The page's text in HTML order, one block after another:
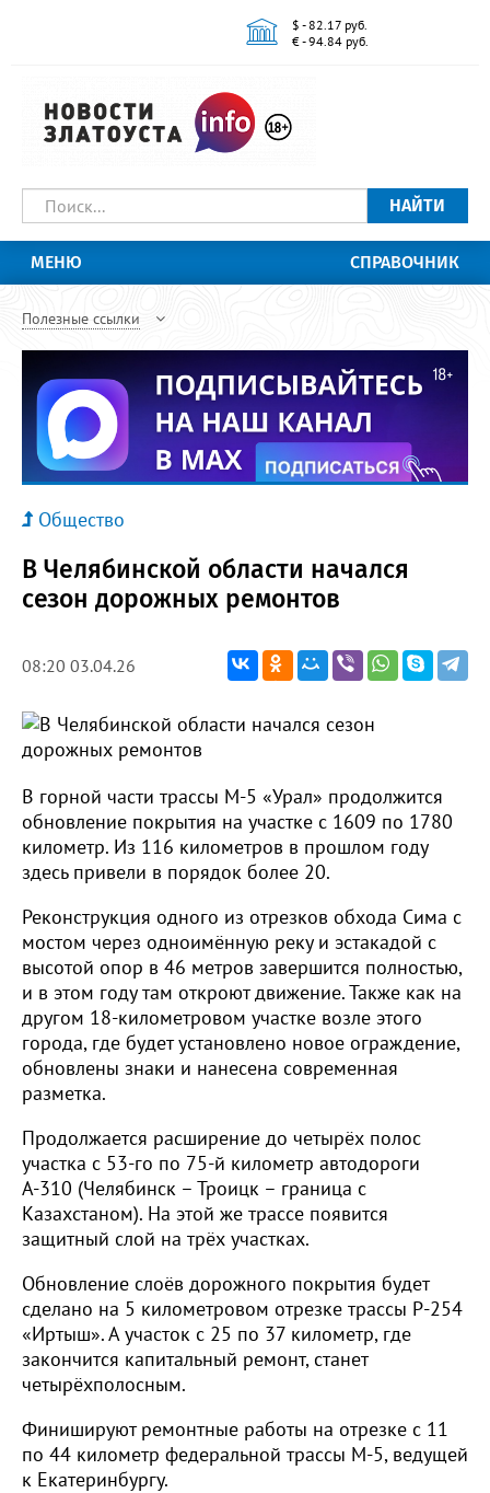
$ - 82.17 руб.
€ - 94.84 руб.
НАЙТИ
МЕНЮ СПРАВОЧНИК
Полезные ссылки
Общество
В Челябинской области начался
сезон дорожных ремонтов
08:20 03.04.26
В горной части трассы М-5 «Урал» продолжится
обновление покрытия на участке с 1609 по 1780
километр. Из 116 километров в прошлом году
здесь привели в порядок более 20.
Реконструкция одного из отрезков обхода Сима с
мостом через одноимённую реку и эстакадой с
высотой опор в 46 метров завершится полностью,
и в этом году там откроют движение. Также как на
другом 18-километровом участке возле этого
города, где будет установлено новое ограждение,
обновлены знаки и нанесена современная
разметка.
Продолжается расширение до четырёх полос
участка с 53-го по 75-й километр автодороги
А-310 (Челябинск – Троицк – граница с
Казахстаном). На этой же трассе появится
защитный слой на трёх участках.
Обновление слоёв дорожного покрытия будет
сделано на 5 километровом отрезке трассы Р-254
«Иртыш». А участок с 25 по 37 километр, где
закончится капитальный ремонт, станет
четырёхполосным.
Финишируют ремонтные работы на отрезке с 11
по 44 километр федеральной трассы М-5, ведущей
к Екатеринбургу.